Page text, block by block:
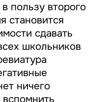
пользу второго
становится
сдавать
школьников
ничего
вспомнить